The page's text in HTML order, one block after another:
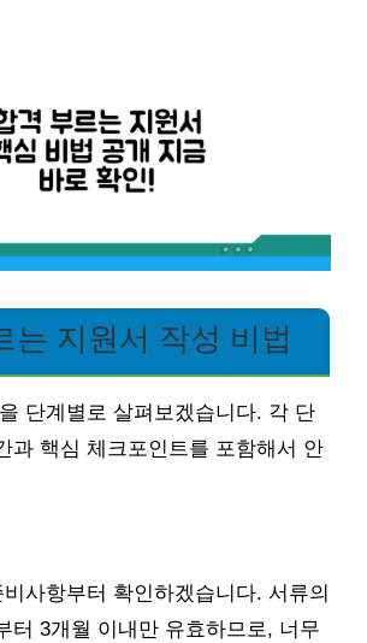
는 지원서 작성 비법
단계별로 살펴보겠습니다. 각 단
과 핵심 체크포인트를 포함해서 안
사항부터 확인하겠습니다. 서류의
터 3개월 이내만 유효하므로, 너무